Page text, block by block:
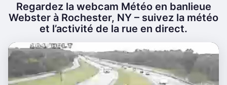
Regardez la webcam Météo en banlieue
Webster à Rochester, NY – suivez la météo
et l’activité de la rue en direct.